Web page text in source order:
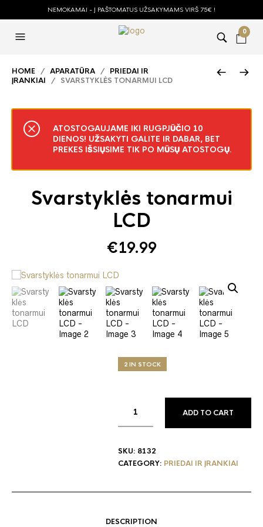
NEMOKAMAI - Į PAŠTOMATUS UŽSAKYMAMS VIRŠ 75€ !
0
HOME / APARATŪRA / PRIEDAI IR
ĮRANKIAI / SVARSTYKLĖS TONARMUI LCD
ATOSTOGAUJAME IKI RUGPJŪČIO 10
DIENOS! UŽSAKYTI GALITE IR DABAR, BET
PREKES IŠSIŲSIME TIK PO MŪSŲ ATOSTOGŲ.
Svarstyklės tonarmui
LCD
€19.99
2 IN STOCK
ADD TO CART
SKU: 8132
CATEGORY: PRIEDAI IR ĮRANKIAI
DESCRIPTION